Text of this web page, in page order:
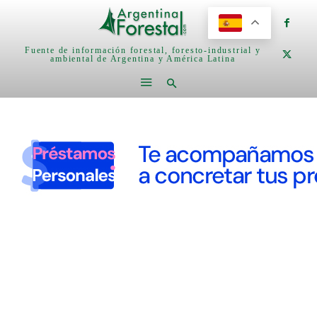
Fuente de información forestal, foresto-industrial y
ambiental de Argentina y América Latina